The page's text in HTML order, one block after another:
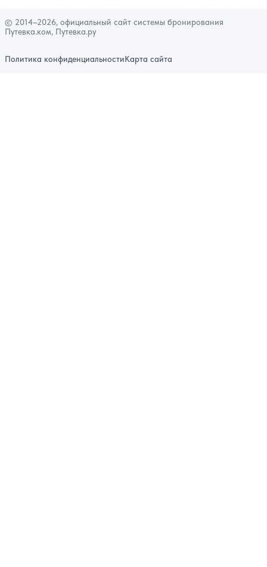
© 2014–2026, официальный сайт системы бронирования
Путевка.ком, Путевка.ру
Политика конфиденциальностиКарта сайта